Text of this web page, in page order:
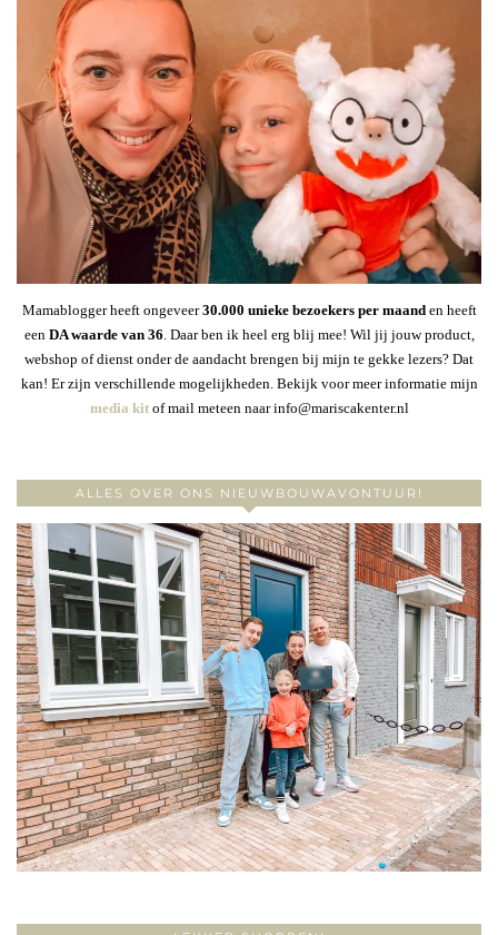
Mamablogger heeft ongeveer30.000 unieke bezoekers per maanden heeft
een DA waarde van 36 . Daar ben ik heel erg blij mee! Wil jij jouw product,
webshop of dienst onder de aandacht brengen bij mijn te gekke lezers? Dat
kan! Er zijn verschillende mogelijkheden. Bekijk voor meer informatie mijn
media kitof mail meteen naar info@mariscakenter.nl
ALLES OVER ONS NIEUWBOUWAVONTUUR!